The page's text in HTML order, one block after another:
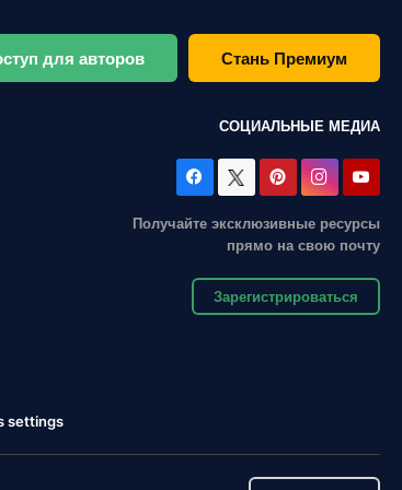
для авторов Стань Премиум
СОЦИАЛЬНЫЕ МЕДИА
Получайте эксклюзивные ресурсы
прямо на свою почту
Зарегистрироваться
settings